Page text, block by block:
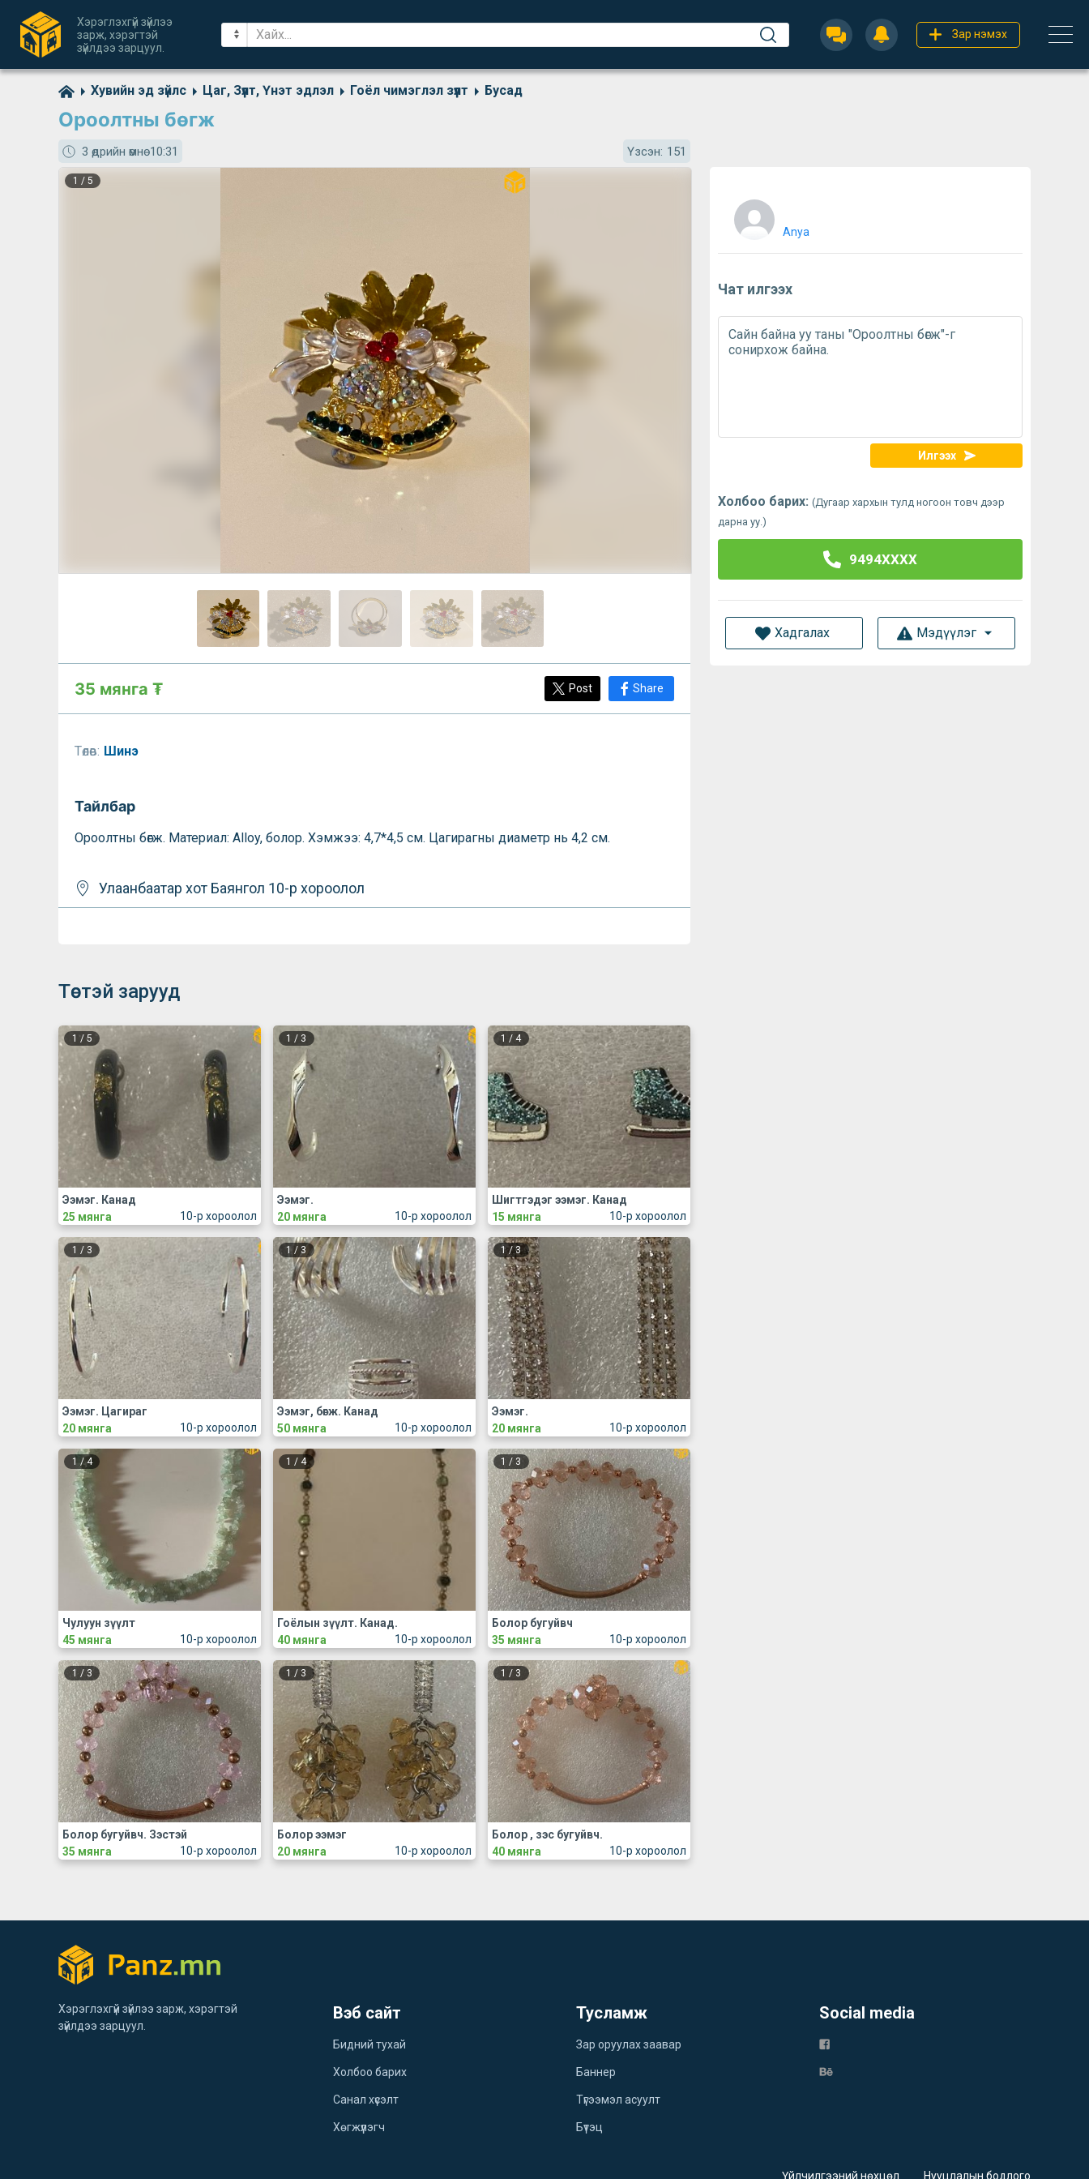
Хэрэглэхгүй зүйлээ
зарж, хэрэгтэй
зүйлдээ зарцуул.
Зар нэмэх
Хувийн эд зүйлс Цаг, Зүүлт, Үнэт эдлэл Гоёл чимэглэл зүүлт Бусад
Ороолтны бөгж
3 өдрийн өмнө10:31 Үзсэн: 151
1 / 5
35 мянга ₮ Post Share
Төлөв: Шинэ
Тайлбар
Ороолтны бөгж. Материал: Alloy, болор. Хэмжээ: 4,7*4,5 см. Цагирагны диаметр нь 4,2 см.
Улаанбаатар хот Баянгол 10-р хороолол
Anya
Чат илгээх
Илгээх
Холбоо барих: (Дугаар хархын тулд ногоон товч дээр
дарна уу.)
9494XXXX
Хадгалах Мэдүүлэг
Төстэй зарууд
1 / 5
10-р хороолол
Ээмэг. Канад
25 мянга
1 / 3
10-р хороолол
Ээмэг.
20 мянга
1 /4
10-р хороолол
Шигтгэдэг ээмэг. Канад
15 мянга
1 / 3
10-р хороолол
Ээмэг. Цагираг
20 мянга
1 / 3
10-р хороолол
Ээмэг, бөгж. Канад
50 мянга
1/3
10-р хороолол
Ээмэг.
20 мянга
1/4
10-р хороолол
Чулуун зүүлт
45 мянга
1 / 4
10-р хороолол
Гоёлын зүүлт. Канад.
40 мянга
1 / 3
10-р хороолол
Болор бугуйвч
35 мянга
1 / 3
10-р хороолол
Болор бугуйвч. Зэстэй
35 мянга
1 / 3
10-р хороолол
Болор ээмэг
20 мянга
1 / 3
10-р хороолол
Болор , зэс бугуйвч.
40 мянга
Хэрэглэхгүй зүйлээ зарж, хэрэгтэй
зүйлдээ зарцуул.
Вэб сайт
Бидний тухай
Холбоо барих
Санал хүсэлт
Хөгжүүлэгч
Тусламж
Зар оруулах заавар
Баннер
Түгээмэл асуулт
Бүтэц
Social media
Үйлчилгээний нөхцөл Нууцлалын бодлого